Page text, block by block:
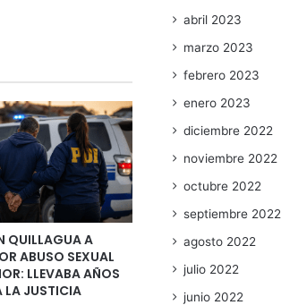
QUILLAGUA A
ABUSO SEXUAL
LLEVABA AÑOS
LA JUSTICIA
abril 2023
marzo 2023
febrero 2023
enero 2023
diciembre 2022
noviembre 2022
octubre 2022
septiembre 2022
agosto 2022
julio 2022
junio 2022